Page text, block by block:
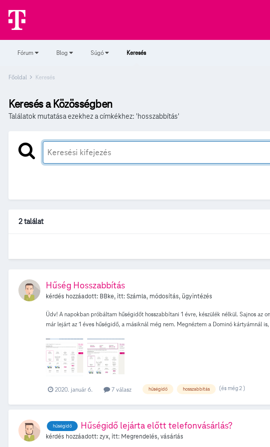
Fórum Blog Súgó Keresés
Főoldal Keresés
Keresés a Közösségben
Találatok mutatása ezekhez a címkékhez: 'hosszabbítás'
2 találat
Hűség Hosszabbítás
kérdés hozzáadott: BBke, itt:Számla, módosítás, ügyintézés
Üdv! A napokban próbáltam hűségidőt hosszabbítani 1 évre, készülék nélkül. Sajnos
már lejárt az 1 éves hűségidő, a másiknál még nem. Megnéztem a Dominó kártyámnál
2020. január 6. 7 válasz hűségidő hosszabbítás (és még 2 )
hűségidő Hűségidő lejárta előtt telefonvásárlás?
kérdés hozzáadott:zyx, itt: Megrendelés, vásárlás